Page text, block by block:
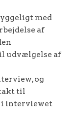
med
af
udvælgelse af
og
til
i interviewet